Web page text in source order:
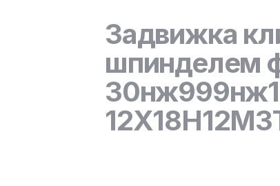
Задвижка
шпинделем
30нж999нж1